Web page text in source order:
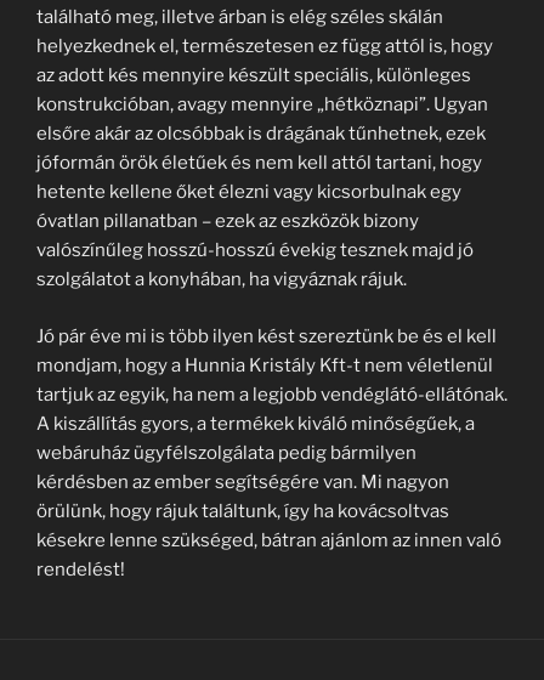
található meg, illetve árban is elég széles skálán
helyezkednek el, természetesen ez függ attól is, hogy
az adott kés mennyire készült speciális, különleges
konstrukcióban, avagy mennyire „hétköznapi”. Ugyan
elsőre akár az olcsóbbak is drágának tűnhetnek, ezek
jóformán örök életűek és nem kell attól tartani, hogy
hetente kellene őket élezni vagy kicsorbulnak egy
óvatlan pillanatban – ezek az eszközök bizony
valószínűleg hosszú-hosszú évekig tesznek majd jó
szolgálatot a konyhában, ha vigyáznak rájuk.
Jó pár éve mi is több ilyen kést szereztünk be és el kell
mondjam, hogy a Hunnia Kristály Kft-t nem véletlenül
tartjuk az egyik, ha nem a legjobb vendéglátó-ellátónak.
A kiszállítás gyors, a termékek kiváló minőségűek, a
webáruház ügyfélszolgálata pedig bármilyen
kérdésben az ember segítségére van. Mi nagyon
örülünk, hogy rájuk találtunk, így ha kovácsoltvas
késekre lenne szükséged, bátran ajánlom az innen való
rendelést!